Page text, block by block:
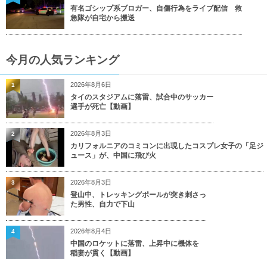
有名ゴシップ系ブロガー、自傷行為をライブ配信 救
急隊が自宅から搬送
今月の人気ランキング
2026年8月6日
タイのスタジアムに落雷、試合中のサッカー
選手が死亡【動画】
1
2026年8月3日
カリフォルニアのコミコンに出現したコスプレ女子の「足ジ
ュース」が、中国に飛び火
2
2026年8月3日
登山中、トレッキングポールが突き刺さっ
た男性、自力で下山
3
2026年8月4日
中国のロケットに落雷、上昇中に機体を
稲妻が貫く【動画】
4